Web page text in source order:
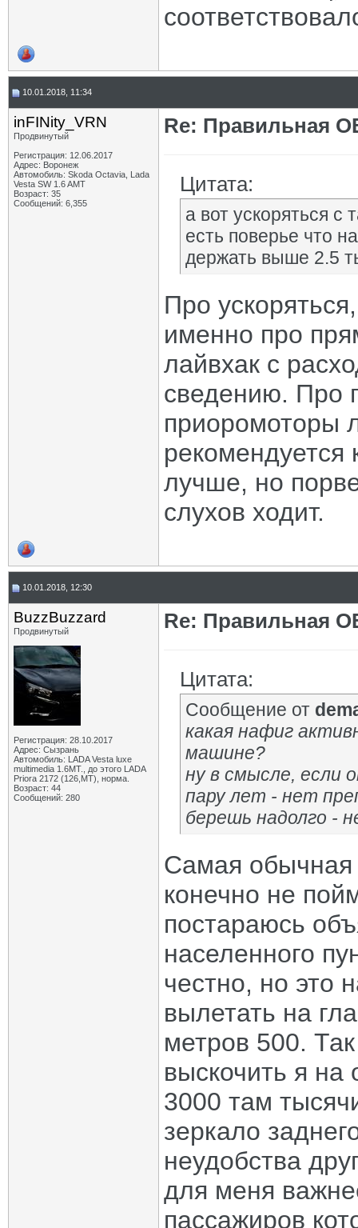
10.01.2018, 11:34
inFINity_VRN
Продвинутый
Регистрация: 12.06.2017
Адрес: Воронеж
Автомобиль: Skoda Octavia, Lada
Vesta SW 1.6 AMT
Возраст: 35
Сообщений: 6,355
Re: Правильная
Цитата:
а вот ускоряться с
есть поверье что
держать выше 2.5
Про
именно про
лайвхак с
сведению. Про
приоромоторы
рекомендуется
лучше, но
слухов ходит.
10.01.2018, 12:30
BuzzBuzzard
Продвинутый
Регистрация: 28.10.2017
Адрес: Сызрань
Автомобиль: LADA Vesta luxe
multimedia 1.6MT., до этого LADA
Priora 2172 (126,MT), норма.
Возраст: 44
Сообщений: 280
Re: Правильная
Цитата:
Сообщение от
какая нафиг
машине?
ну в смысле, если
пару лет - нет
берешь надолго -
Самая обычная
конечно не
постараюсь
населенного
честно, но это
вылетать на
метров 500.
выскочить я
3000 там
зеркало
неудобства
для меня
пассажиров